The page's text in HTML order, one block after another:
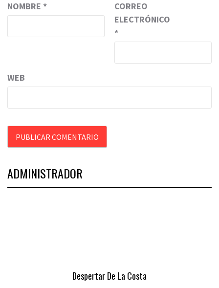
NOMBRE *
CORREO
ELECTRÓNICO
*
WEB
ADMINISTRADOR
Despertar De La Costa